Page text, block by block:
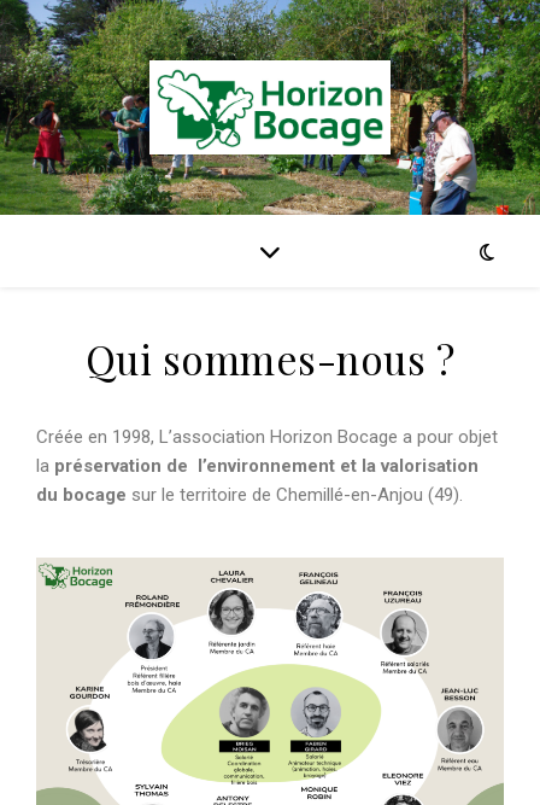
Qui sommes-nous ?
Créée en 1998, L’association Horizon Bocage a pour objet
la préservation de l’environnement et la valorisation
du bocage sur le territoire de Chemillé-en-Anjou (49).